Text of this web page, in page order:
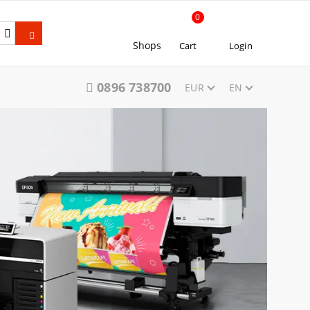
Shops Cart
0
Login
0896 738700 EUR EN